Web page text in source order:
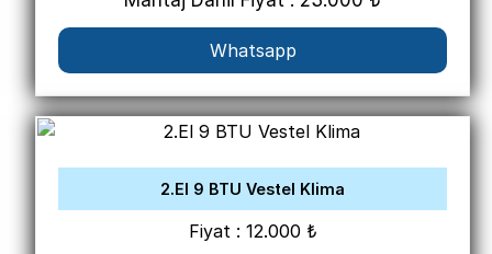
Whatsapp
2.El 9 BTU Vestel Klima
Fiyat : 12.000 ₺